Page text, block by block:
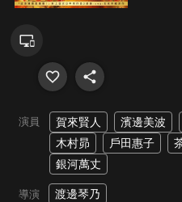
演員 賀來賢人 濱邊美波
木村昴
戶田惠子
銀河萬丈
導演 渡邊琴乃